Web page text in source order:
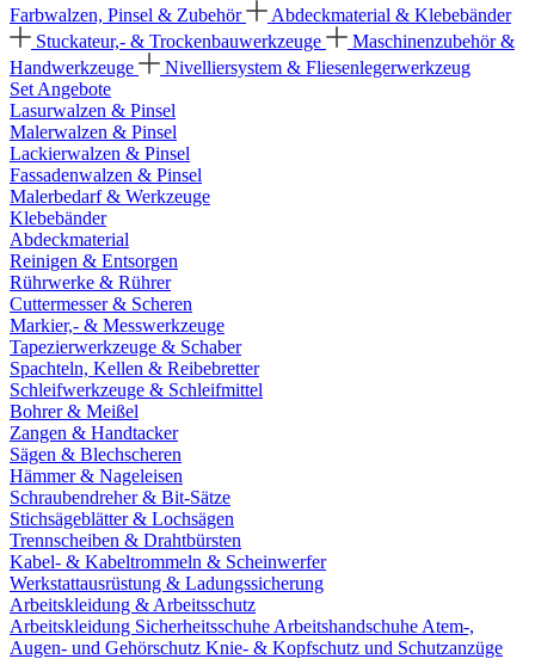
Farbwalzen, Pinsel & Zubehör
Abdeckmaterial & Klebebänder
Stuckateur,- & Trockenbauwerkzeuge
Maschinenzubehör &
Handwerkzeuge
Nivelliersystem & Fliesenlegerwerkzeug
Set Angebote
Lasurwalzen & Pinsel
Malerwalzen & Pinsel
Lackierwalzen & Pinsel
Fassadenwalzen & Pinsel
Malerbedarf & Werkzeuge
Klebebänder
Abdeckmaterial
Reinigen & Entsorgen
Rührwerke & Rührer
Cuttermesser & Scheren
Markier,- & Messwerkzeuge
Tapezierwerkzeuge & Schaber
Spachteln, Kellen & Reibebretter
Schleifwerkzeuge & Schleifmittel
Bohrer & Meißel
Zangen & Handtacker
Sägen & Blechscheren
Hämmer & Nageleisen
Schraubendreher & Bit-Sätze
Stichsägeblätter & Lochsägen
Trennscheiben & Drahtbürsten
Kabel- & Kabeltrommeln & Scheinwerfer
Werkstattausrüstung & Ladungssicherung
Arbeitskleidung & Arbeitsschutz
Arbeitskleidung Sicherheitsschuhe Arbeitshandschuhe Atem-,
Augen- und Gehörschutz Knie- & Kopfschutz und Schutzanzüge